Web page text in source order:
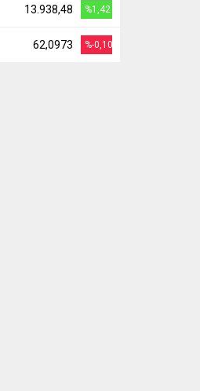
13.938,48 %1,42
62,0973 %-0,10